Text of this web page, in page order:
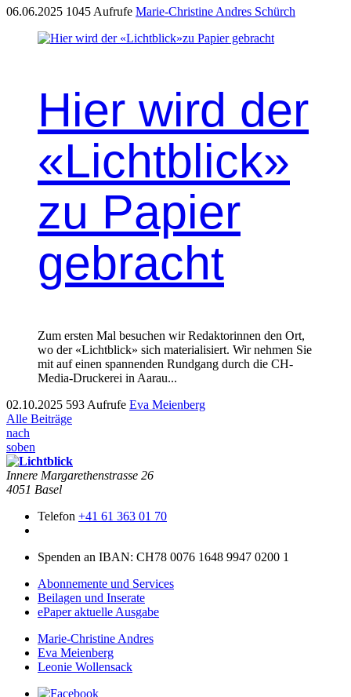
06.06.2025 1045 Aufrufe Marie-Christine Andres Schürch
Hier wird der
«Lichtblick»​
zu Papier
gebracht
Zum ersten Mal besuchen wir Redaktorinnen den Ort,
wo der «Lichtblick» sich materialisiert. Wir nehmen Sie
mit auf einen spannenden Rundgang durch die CH-
Media-Druckerei in Aarau...
02.10.2025 593 Aufrufe Eva Meienberg
Alle Beiträge
nach
soben
Innere Mar­garethen­strasse 26
4051 Basel
Telefon +41 61 363 01 70
Spenden an IBAN: CH78 0076 1648 9947 0200 1
Abonnemente und Services
Beilagen und Inserate
ePaper aktuelle Ausgabe
Marie-Christine Andres
Eva Meienberg
Leonie Wollensack